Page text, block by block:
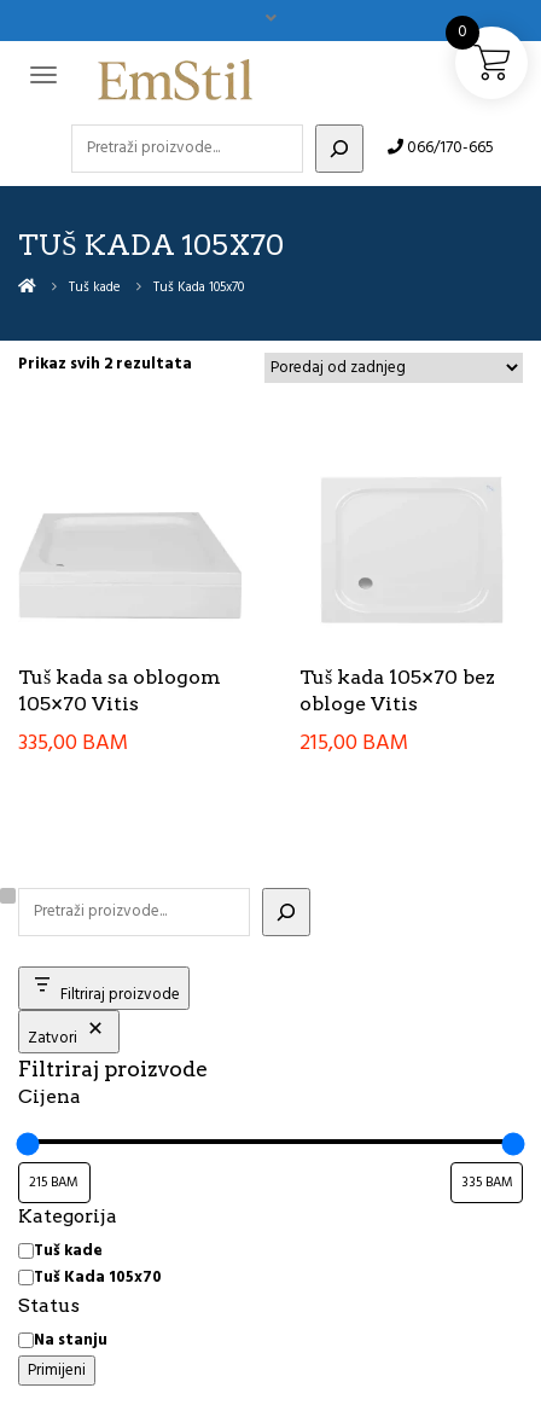
066/170-665
TUŠ KADA 105X70
Tuš kade Tuš Kada 105x70
Prikaz svih 2 rezultata
Tuš kada sa oblogom
105×70 Vitis
335,00BAM
Tuš kada 105×70 bez
obloge Vitis
215,00BAM
Filtriraj proizvode
Zatvori
Filtriraj proizvode
Cijena
Kategorija
Kategorija
Tuš kade
Tuš Kada 105x70
Status
Status
Na stanju
Primijeni
0